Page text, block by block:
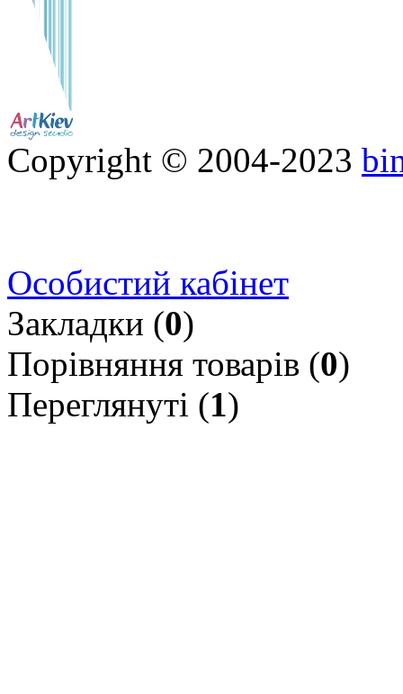
Copyright © 2004-2023
Особистий кабінет
Закладки (0)
Порівняння товарів (0)
Переглянуті (1)